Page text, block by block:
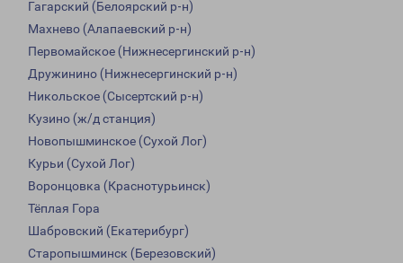
Гагарский (Белоярский р-н)
Махнево (Алапаевский р-н)
Первомайское (Нижнесергинский р-н)
Дружинино (Нижнесергинский р-н)
Никольское (Сысертский р-н)
Кузино (ж/д станция)
Новопышминское (Сухой Лог)
Курьи (Сухой Лог)
Воронцовка (Краснотурьинск)
Тёплая Гора
Шабровский (Екатерибург)
Старопышминск (Березовский)